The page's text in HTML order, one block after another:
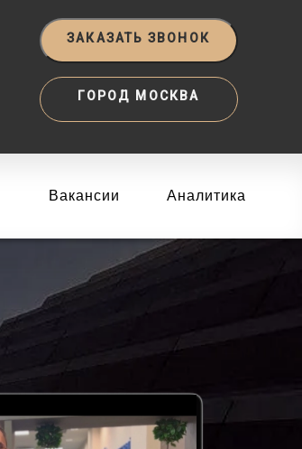
ЗАКАЗАТЬ ЗВОНОК
ГОРОД МОСКВА
Вакансии Аналитика